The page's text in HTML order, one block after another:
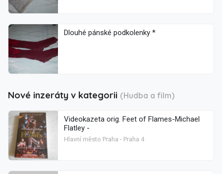
Dlouhé pánské podkolenky *
Nové inzeráty v kategorii (Hudba a film)
Videokazeta orig. Feet of Flames-Michael
Flatley -
Hlavní město Praha - Praha 4